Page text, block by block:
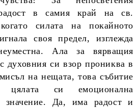
в самия край на св.
силата на покайното
своя предел, изглежда
Ала за вярващия
духовния си взор прониква в
на нещата, това събитие
си емоционална
значение. Да, има радост и